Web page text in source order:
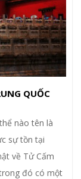
QUỐC
nào tên là
sự tồn tại
về Tử Cấm
đó có một